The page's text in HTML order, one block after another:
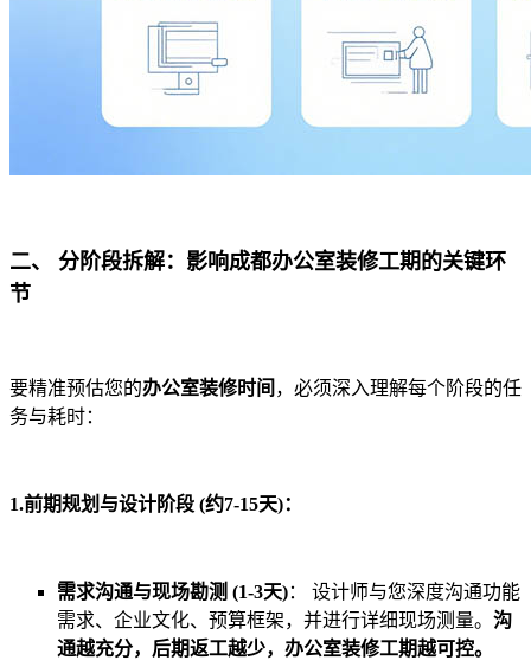
二、 分阶段拆解：影响成都办公室装修工期的关键环
节
要精准预估您的办公室装修时间 ，必须深入理解每个阶段的任
务与耗时：
1.前期规划与设计阶段 (约7-15天)：
需求沟通与现场勘测 (1-3天)： 设计师与您深度沟通功能
需求、企业文化、预算框架，并进行详细现场测量。 沟
通越充分，后期返工越少，办公室装修工期越可控。